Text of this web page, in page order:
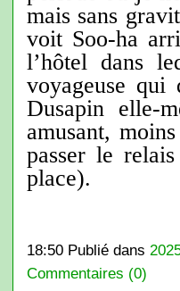
mais sans
voit Soo-ha
l’hôtel dans
voyageuse
Dusapin
amusant,
passer le
place).
18:50 Publié dans
Commentaires (0)